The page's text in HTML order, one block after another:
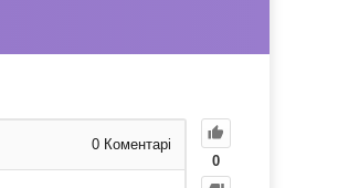
0
0 Коментарі